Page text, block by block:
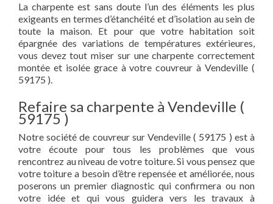
La charpente est sans doute l’un des éléments les plus
exigeants en termes d’étanchéité et d’isolation au sein de
toute la maison. Et pour que votre habitation soit
épargnée des variations de températures extérieures,
vous devez tout miser sur une charpente correctement
montée et isolée grace à votre couvreur à Vendeville (
59175 ).
Refaire sa charpente à Vendeville (
59175 )
Notre société de couvreur sur Vendeville ( 59175 ) est à
votre écoute pour tous les problèmes que vous
rencontrez au niveau de votre toiture. Si vous pensez que
votre toiture a besoin d’être repensée et améliorée, nous
poserons un premier diagnostic qui confirmera ou non
votre idée et qui vous guidera vers les travaux à